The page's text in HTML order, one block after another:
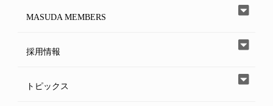
MASUDA MEMBERS
採用情報
トピックス